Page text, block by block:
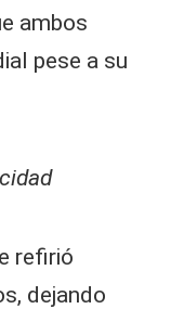
ambos
pese a su
refirió
dejando